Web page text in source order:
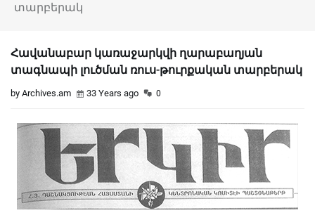
տարբերակ
Հավանաբար կառաջարկվի ղարաբաղյան
տագնապի լուծման ռուս-թուրքական տարբերակ
by Archives.am 33 Years ago 0